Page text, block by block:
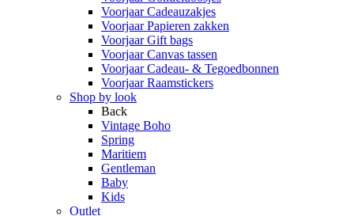
Voorjaar Cadeauzakjes
Voorjaar Papieren zakken
Voorjaar Gift bags
Voorjaar Canvas tassen
Voorjaar Cadeau- & Tegoedbonnen
Voorjaar Raamstickers
Shop by look
Back
Vintage Boho
Spring
Maritiem
Gentleman
Baby
Kids
Outlet